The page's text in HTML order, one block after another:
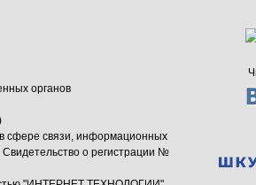
органов
сфере связи, информационных
о регистрации №